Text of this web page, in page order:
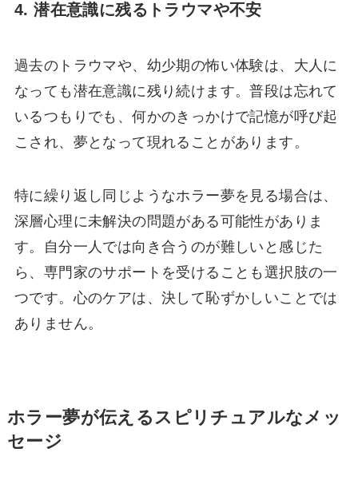
4. 潜在意識に残るトラウマや不安
過去のトラウマや、幼少期の怖い体験は、大人に
なっても潜在意識に残り続けます。普段は忘れて
いるつもりでも、何かのきっかけで記憶が呼び起
こされ、夢となって現れることがあります。
特に繰り返し同じようなホラー夢を見る場合は、
深層心理に未解決の問題がある可能性がありま
す。自分一人では向き合うのが難しいと感じた
ら、専門家のサポートを受けることも選択肢の一
つです。心のケアは、決して恥ずかしいことでは
ありません。
ホラー夢が伝えるスピリチュアルなメッ
セージ